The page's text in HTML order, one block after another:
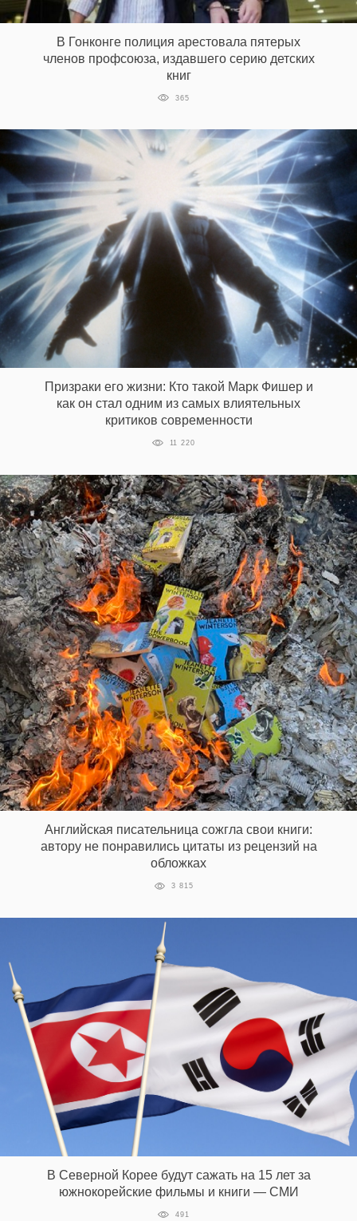
В Гонконге полиция арестовала пятерых
членов профсоюза, издавшего серию детских
книг
365
Призраки его жизни: Кто такой Марк Фишер и
как он стал одним из самых влиятельных
критиков современности
11 220
Английская писательница сожгла свои книги:
автору не понравились цитаты из рецензий на
обложках
3 815
В Северной Корее будут сажать на 15 лет за
южнокорейские фильмы и книги — СМИ
491